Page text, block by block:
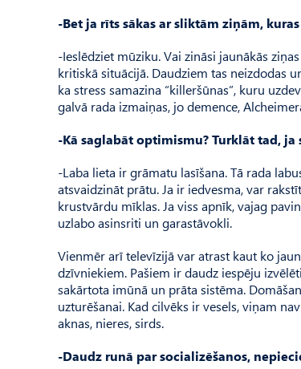
-Bet ja rīts sākas ar sliktām ziņām,
-Ieslēdziet mūziku. Vai zināsi jaunākās
kritiskā situācijā. Daudziem tas neizdodas
ka stress samazina “killeršūnas”, kuru
galvā rada izmaiņas, jo demence,
-Kā saglabāt optimismu? Turklāt tad, ja
-Laba lieta ir grāmatu lasīšana. Tā rada
atsvaidzināt prātu. Ja ir iedvesma, var
krustvārdu mīklas. Ja viss apnīk, vajag
uzlabo asinsriti un garastāvokli.
Vienmēr arī televīzijā var atrast kaut ko
dzīvniekiem. Pašiem ir daudz iespēju
sakārtota imūnā un prāta sistēma.
uzturēšanai. Kad cilvēks ir vesels, viņam
aknas, nieres, sirds.
-Daudz runā par socializēšanos,